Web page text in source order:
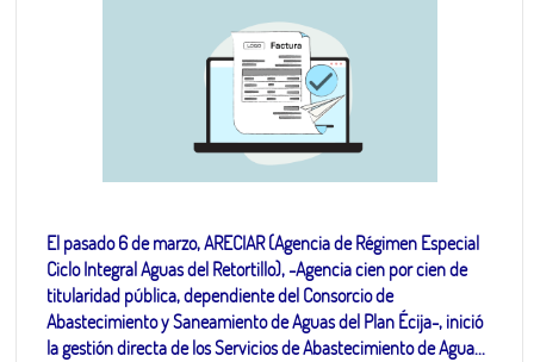
El pasado 6 de marzo, ARECIAR (Agencia de Régimen Especial
Ciclo Integral Aguas del Retortillo), -Agencia cien por cien de
titularidad pública, dependiente del Consorcio de
Abastecimiento y Saneamiento de Aguas del Plan Écija-, inició
la gestión directa de los Servicios de Abastecimiento de Agua...